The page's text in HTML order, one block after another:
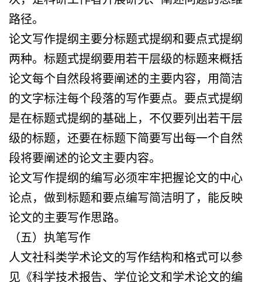
路径。
论文写作提纲主要分标题式提纲和要点式提纲
两种。标题式提纲要用若干层级的标题来概括
论文每个自然段将要阐述的主要内容，用简洁
的文字标注每个段落的写作要点。要点式提纲
是在标题式提纲的基础上，不仅要列出若干层
级的标题，还要在标题下简要写出每一个自然
段将要阐述的论文主要内容。
论文写作提纲的编写必须牢牢把握论文的中心
论点，做到标题和要点编写简洁明了，能反映
论文的主要写作思路。
（五）执笔写作
人文社科类学术论文的写作结构和格式可以参
见《科学技术报告、学位论文和学术论文的编